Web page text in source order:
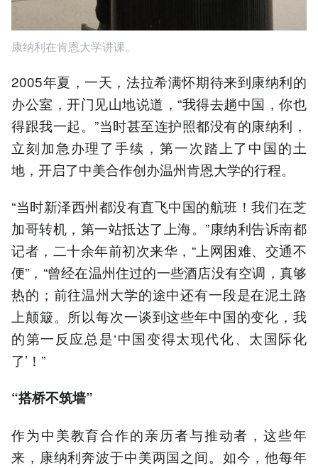
康纳利在肯恩大学讲课。
2005年夏，一天，法拉希满怀期待来到康纳利的
办公室，开门见山地说道，“我得去趟中国，你也
得跟我一起。”当时甚至连护照都没有的康纳利，
立刻加急办理了手续，第一次踏上了中国的土
地，开启了中美合作创办温州肯恩大学的行程。
“当时新泽西州都没有直飞中国的航班！我们在芝
加哥转机，第一站抵达了上海。”康纳利告诉南都
记者，二十余年前初次来华，“上网困难、交通不
便”，“曾经在温州住过的一些酒店没有空调，真够
热的；前往温州大学的途中还有一段是在泥土路
上颠簸。所以每次一谈到这些年中国的变化，我
的第一反应总是‘中国变得太现代化、太国际化
了’！”
“搭桥不筑墙”
作为中美教育合作的亲历者与推动者，这些年
来，康纳利奔波于中美两国之间。如今，他每年